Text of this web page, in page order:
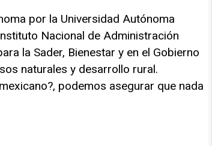
por la Universidad Autónoma
Nacional de Administración
la Sader, Bienestar y en el Gobierno
naturales y desarrollo rural.
podemos asegurar que nada